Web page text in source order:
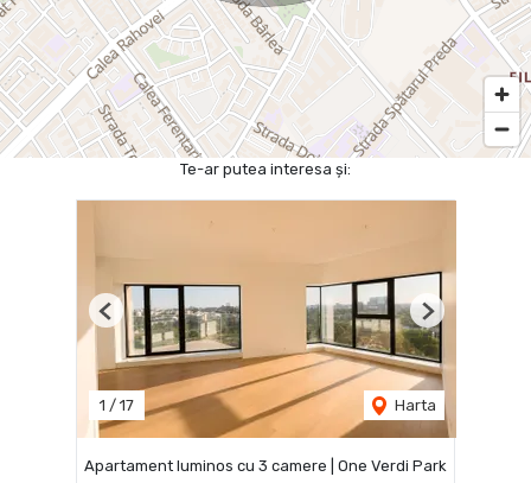
Te-ar putea interesa și:
1 / 17 Harta
Previous Next
Apartament luminos cu 3 camere | One Verdi Park